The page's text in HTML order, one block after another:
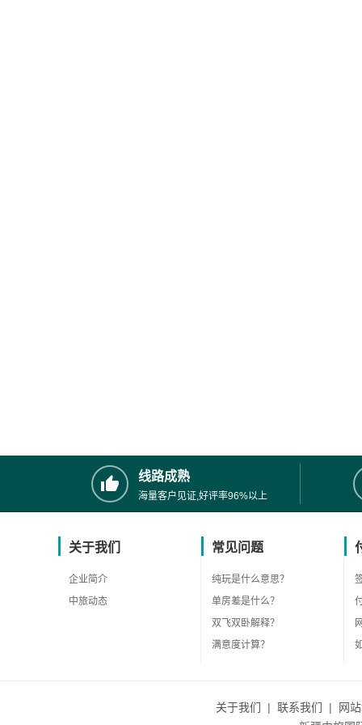
线路成熟
海量客户见证,好评率96%以上
关于我们
企业简介
中旅动态
常见问题
纯玩是什么意思？
单房差是什么？
双飞双卧解释？
满意度计算？
关于我们 | 联系我们 | 网